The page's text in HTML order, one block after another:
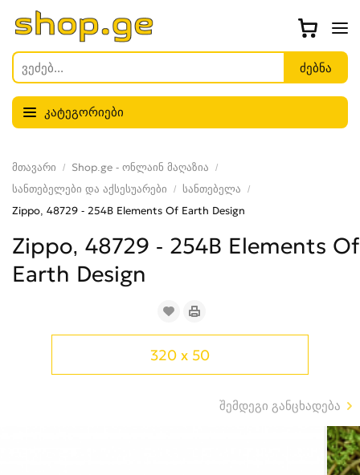
კატეგორიები
მთავარი
Shop.ge - ონლაინ მაღაზია
სანთებელები და აქსესუარები
სანთებელა
Zippo, 48729 - 254B Elements Of Earth Design
Zippo, 48729 - 254B Elements Of
Earth Design
320 x 50
შემდეგი განცხადება